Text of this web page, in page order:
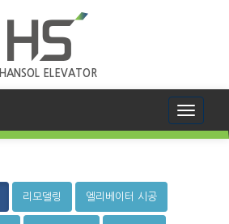
HANSOL ELEVATOR
Toggle
리모델링 엘리베이터 시공